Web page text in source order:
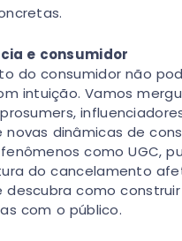
e consumidor
do consumidor não
intuição. Vamos
dinâmicas de
como UGC,
do cancelamento
descubra como
com o público.